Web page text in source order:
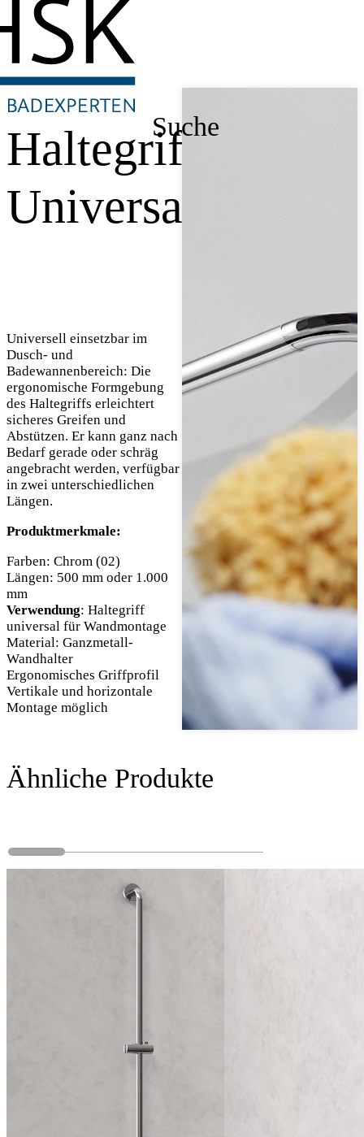
Suche
Haltegriff
Universal
Universell einsetzbar im
Dusch- und
Badewannenbereich: Die
ergonomische Formgebung
des Haltegriffs erleichtert
sicheres Greifen und
Abstützen. Er kann ganz nach
Bedarf gerade oder schräg
angebracht werden, verfügbar
in zwei unterschiedlichen
Längen.
Produktmerkmale:
Farben: Chrom (02)
Längen: 500 mm oder 1.000
mm
Verwendung: Haltegriff
universal für Wandmontage
Material: Ganzmetall-
Wandhalter
Ergonomisches Griffprofil
Vertikale und horizontale
Montage möglich
Ähnliche Produkte